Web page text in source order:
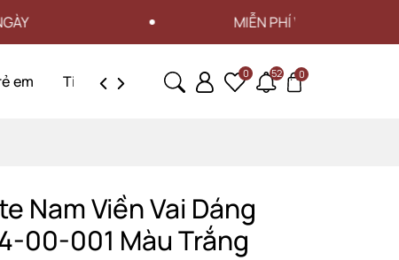
MIỄN PHÍ VẬN CHUYỂN CHO ĐƠN
em Tin tức Liên hệ 0 52 0
Nam Viền Vai Dáng
00-001 Màu Trắng